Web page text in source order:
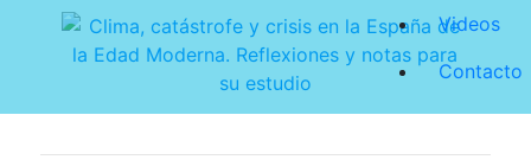
Videos
Contacto